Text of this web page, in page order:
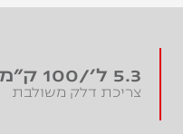
5.3 ל'/100 ק"מ
צריכת דלק משולבת